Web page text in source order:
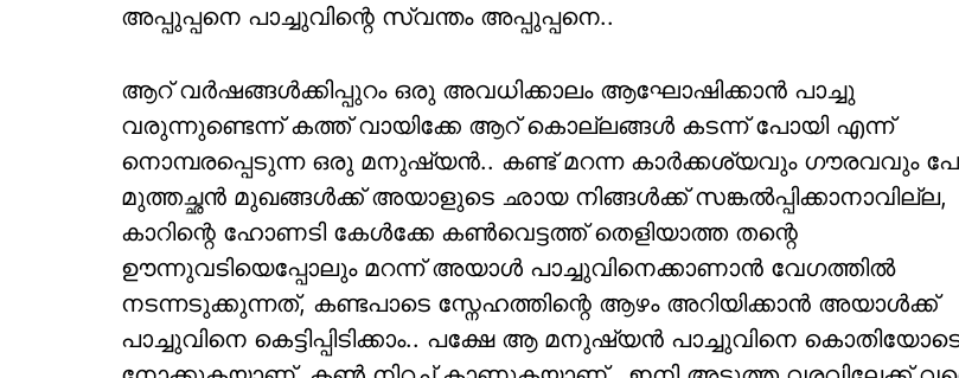
അപ്പുപ്പനെ പാച്ചുവിന്റെ സ്വന്തം അപ്പുപ്പനെ..
ആറ് വർഷങ്ങൾക്കിപ്പുറം ഒരു അവധിക്കാലം ആഘോഷിക്കാൻ പാച്ചു
വരുന്നുണ്ടെന്ന് കത്ത് വായിക്കേ ആറ് കൊല്ലങ്ങൾ കടന്ന് പോയി എന്ന്
നൊമ്പരപ്പെടുന്ന ഒരു മനുഷ്യൻ.. കണ്ട് മറന്ന കാർക്കശ്യവും ​​ഗൗരവവും
മുത്തച്ഛൻ മുഖങ്ങൾക്ക് അയാളുടെ ഛായ നിങ്ങൾക്ക് സങ്കൽപ്പിക്കാനാവില്ല,
കാറിന്റെ ഹോണടി കേൾക്കേ കൺവെട്ടത്ത് തെളിയാത്ത തന്റെ
ഊന്നുവടിയെപ്പോലും മറന്ന് അയാൾ പാച്ചുവിനെക്കാണാൻ വേ​​ഗത്തിൽ
നടന്നടുക്കുന്നത്, കണ്ടപാടെ സ്നേഹത്തിന്റെ ആഴം അറിയിക്കാൻ അയാൾക്ക്
പാച്ചുവിനെ കെട്ടിപ്പിടിക്കാം.. പക്ഷേ ആ മനുഷ്യൻ പാച്ചുവിനെ